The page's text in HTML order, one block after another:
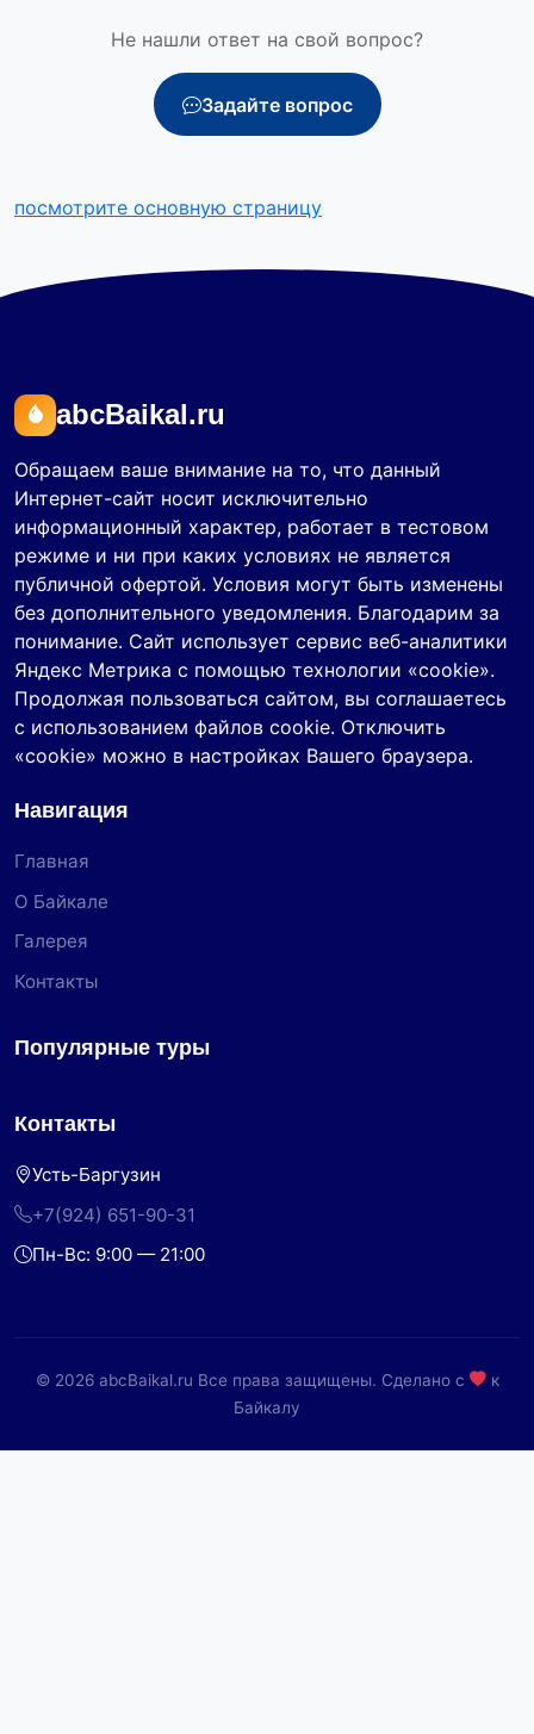
Не нашли ответ на свой вопрос?
Задайте вопрос
посмотрите основную страницу
abcBaikal.ru
Обращаем ваше внимание на то, что данный
Интернет-сайт носит исключительно
информационный характер, работает в тестовом
режиме и ни при каких условиях не является
публичной офертой. Условия могут быть изменены
без дополнительного уведомления. Благодарим за
понимание. Сайт использует сервис веб-аналитики
Яндекс Метрика с помощью технологии «cookie».
Продолжая пользоваться сайтом, вы соглашаетесь
с использованием файлов cookie. Отключить
«cookie» можно в настройках Вашего браузера.
Навигация
Главная
О Байкале
Галерея
Контакты
Популярные туры
Контакты
Усть-Баргузин
+7(924) 651-90-31
Пн-Вс: 9:00 — 21:00
© 2026 abcBaikal.ru Все права защищены. Сделано с
к
Байкалу